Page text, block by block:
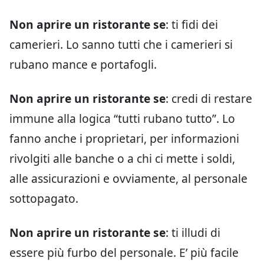
Non aprire un ristorante se: ti fidi dei
camerieri. Lo sanno tutti che i camerieri si
rubano mance e portafogli.
Non aprire un ristorante se: credi di restare
immune alla logica “tutti rubano tutto”. Lo
fanno anche i proprietari, per informazioni
rivolgiti alle banche o a chi ci mette i soldi,
alle assicurazioni e ovviamente, al personale
sottopagato.
Non aprire un ristorante se: ti illudi di
essere più furbo del personale. E’ più facile